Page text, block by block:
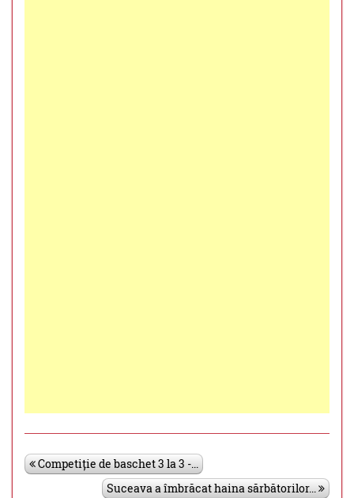
Competiție de baschet 3 la 3 -...
Suceava a îmbrăcat haina sărbătorilor...